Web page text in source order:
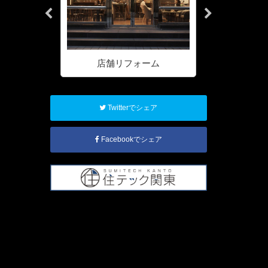
店舗リフォーム
Twitterでシェア
Facebookでシェア